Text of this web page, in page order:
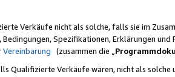
Verkäufe nicht als solche, falls sie im
Spezifikationen, Erklärungen
Vereinbarung (zusammen die „
Qualifizierte Verkäufe wären, nicht als solche